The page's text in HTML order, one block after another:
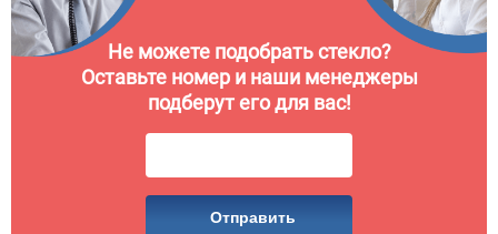
Не можете подобрать стекло?
Оставьте номер и наши менеджеры
подберут его для вас!
Отправить